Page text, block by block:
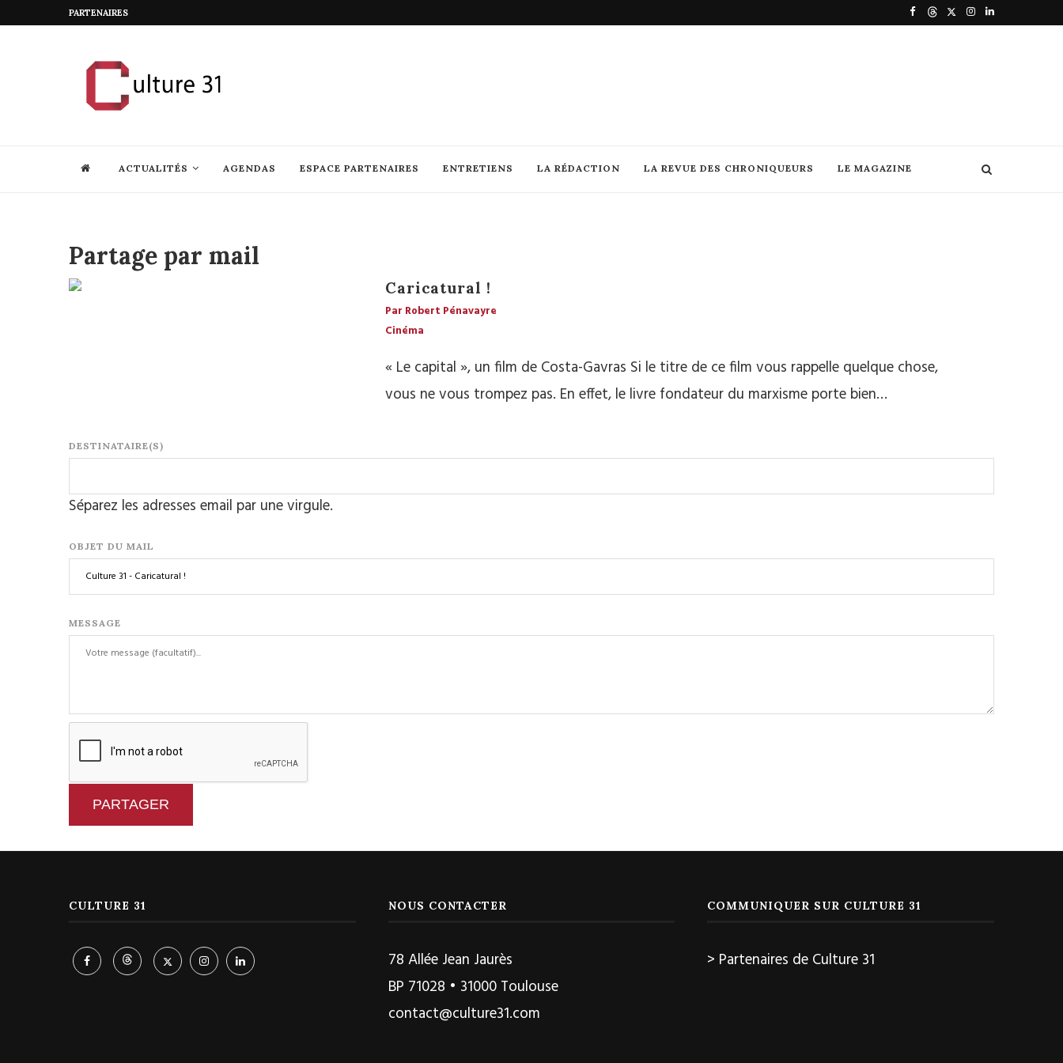
PARTENAIRES
ACTUALITÉS AGENDAS ESPACE PARTENAIRES ENTRETIENS LA RÉDACTION LA REVUE DES CHRONIQUEURS LE MAGAZINE
Partage par mail
Caricatural !
Par Robert Pénavayre
Cinéma
« Le capital », un film de Costa-Gavras Si le titre de ce film vous rappelle quelque chose,
vous ne vous trompez pas. En effet, le livre fondateur du marxisme porte bien…
DESTINATAIRE(S)
Séparez les adresses email par une virgule.
OBJET DU MAIL
MESSAGE
PARTAGER
CULTURE 31 NOUS CONTACTER
78 Allée Jean Jaurès
BP 71028 • 31000 Toulouse
contact@culture31.com
COMMUNIQUER SUR CULTURE 31
> Partenaires de Culture 31